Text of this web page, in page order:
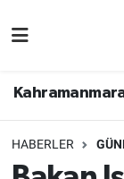
HABERLER